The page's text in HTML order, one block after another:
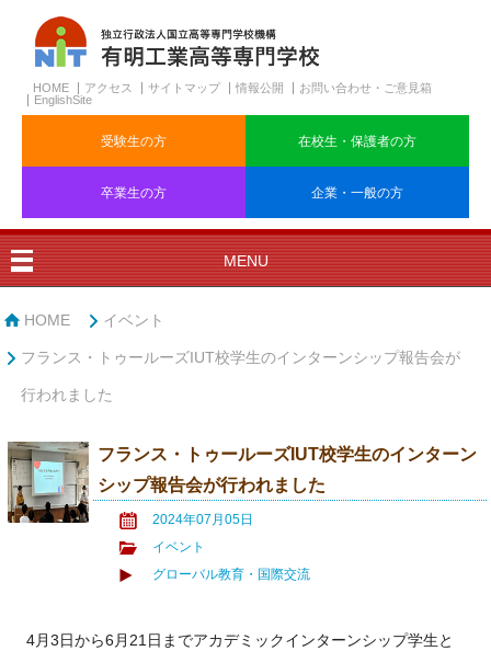
HOME アクセス サイトマップ 情報公開
お問い合わせ・ご意見箱
EnglishSite
受験生の方 在校生・保護者の方
卒業生の方 企業・一般の方
MENU
HOME イベント
フランス・トゥールーズIUT校学生のインターンシップ報告会が
行われました
フランス・トゥールーズIUT校学生のインターン
シップ報告会が行われました
2024年07月05日
イベント
グローバル教育・国際交流
4月3日から6月21日までアカデミックインターンシップ学生と